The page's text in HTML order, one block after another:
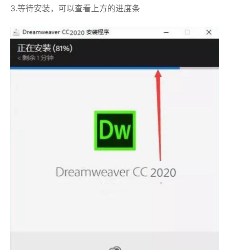
3.等待安装，可以查看上方的进度条